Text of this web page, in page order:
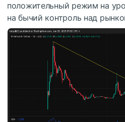
положительный режим на
на бычий контроль над